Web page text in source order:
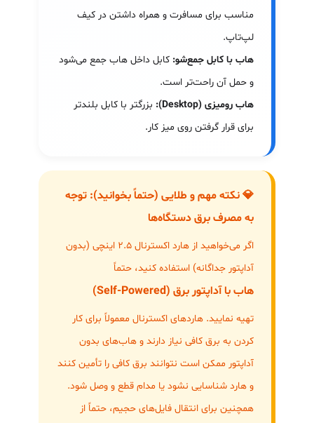
مناسب برای مسافرت و همراه داشتن در کیف
لپ‌تاپ.
هاب با کابل جمع‌شو: کابل داخل هاب جمع می‌شود
و حمل آن راحت‌تر است.
هاب رومیزی (Desktop):
بزرگتر با کابل بلندتر
برای قرار گرفتن روی میز کار.
💎 نکته مهم و طلایی (حتماً بخوانید): توجه
به مصرف برق دستگاه‌ها
اگر می‌خواهید از هارد اکسترنال ۲.۵ اینچی (بدون
آداپتور جداگانه) استفاده کنید، حتماً
هاب با آداپتور برق (Self-Powered)
تهیه نمایید. هاردهای اکسترنال معمولاً برای کار
کردن به برق کافی نیاز دارند و هاب‌های بدون
آداپتور ممکن است نتوانند برق کافی را تأمین کنند
و هارد شناسایی نشود یا مدام قطع و وصل شود.
همچنین برای انتقال فایل‌های حجیم، حتماً از